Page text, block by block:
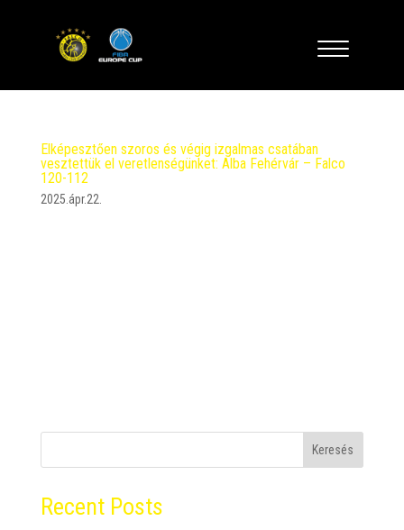
Elképesztően szoros és végig izgalmas csatában
vesztettük el veretlenségünket: Alba Fehérvár – Falco
120-112
2025.ápr.22.
Keresés
Recent Posts